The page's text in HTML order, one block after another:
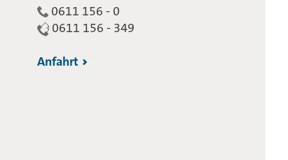
0611 156 - 0
0611 156 - 349
Anfahrt